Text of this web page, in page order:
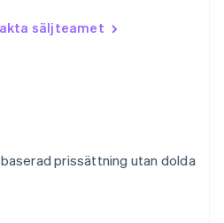
säljteamet
prissättning utan dolda